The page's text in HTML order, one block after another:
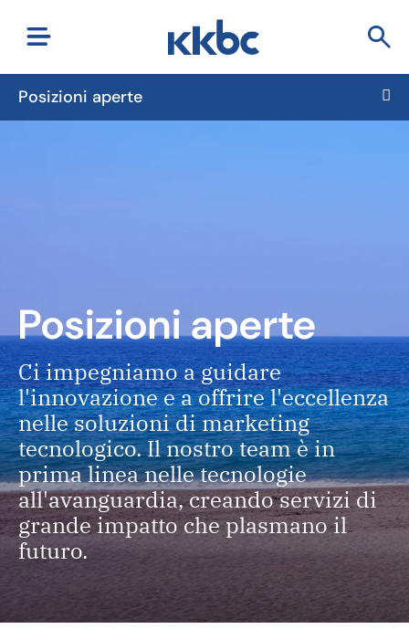
Posizioni aperte
Posizioni aperte
Ci impegniamo a guidare
l'innovazione e a offrire l'eccellenza
nelle soluzioni di marketing
tecnologico. Il nostro team è in
prima linea nelle tecnologie
all'avanguardia, creando servizi di
grande impatto che plasmano il
futuro.